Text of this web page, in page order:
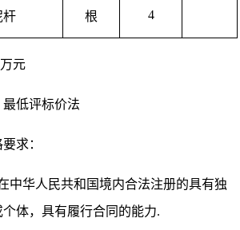
杆 根 4
万元
最低评标价法
求：
中华人民共和国境内合法注册的具有独
体，具有履行合同的能力.